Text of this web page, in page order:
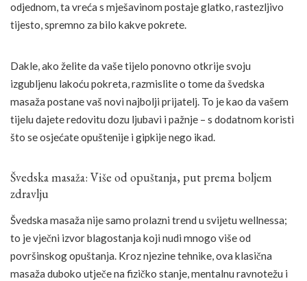
odjednom, ta vreća s mješavinom postaje glatko, rastezljivo
tijesto, spremno za bilo kakve pokrete.
Dakle, ako želite da vaše tijelo ponovno otkrije svoju
izgubljenu lakoću pokreta, razmislite o tome da švedska
masaža postane vaš novi najbolji prijatelj. To je kao da vašem
tijelu dajete redovitu dozu ljubavi i pažnje – s dodatnom koristi
što se osjećate opuštenije i gipkije nego ikad.
Švedska masaža: Više od opuštanja, put prema boljem
zdravlju
Švedska masaža nije samo prolazni trend u svijetu wellnessa;
to je vječni izvor blagostanja koji nudi mnogo više od
površinskog opuštanja. Kroz njezine tehnike, ova klasična
masaža duboko utječe na fizičko stanje, mentalnu ravnotežu i